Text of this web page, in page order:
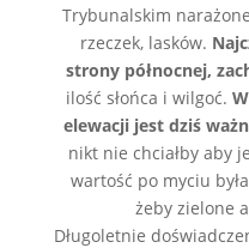
Trybunalskim
rzeczek, lasków.
strony północnej,
ilość słońca i wilgoć.
elewacji jest dziś
nikt nie chciałby aby
wartość po myciu
żeby zielone
Długoletnie